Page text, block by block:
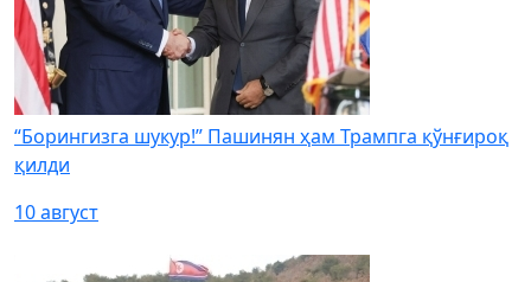
“Борингизга шукур!” Пашинян ҳам Трампга қўнғироқ
қилди
10 август